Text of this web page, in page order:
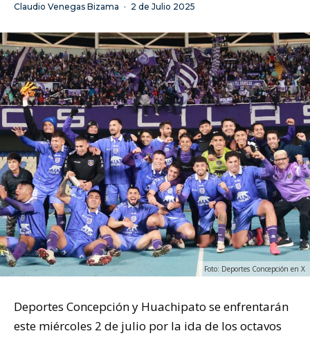
Claudio Venegas Bizama · 2 de Julio 2025
Foto: Deportes Concepción en X
Deportes Concepción y Huachipato se enfrentarán
este miércoles 2 de julio por la ida de los octavos